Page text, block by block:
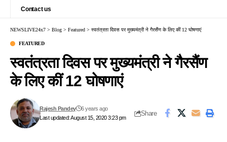
Contact us
NEWSLIVE24x7 > Blog > Featured > स्वतंत्रता दिवस पर मुख्यमंत्री ने गैरसैंण के लिए कीं 12 घोषणाएं
FEATURED
स्वतंत्रता दिवस पर मुख्यमंत्री ने गैरसैंण
के लिए कीं 12 घोषणाएं
Last updated: August 15, 2020 3:23 pm
Rajesh Pandey 6 years ago
Share